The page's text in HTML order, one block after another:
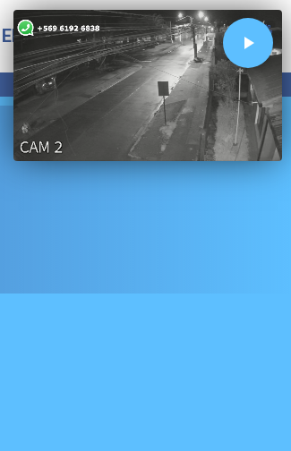
EN VIVO
TENDENCIAS